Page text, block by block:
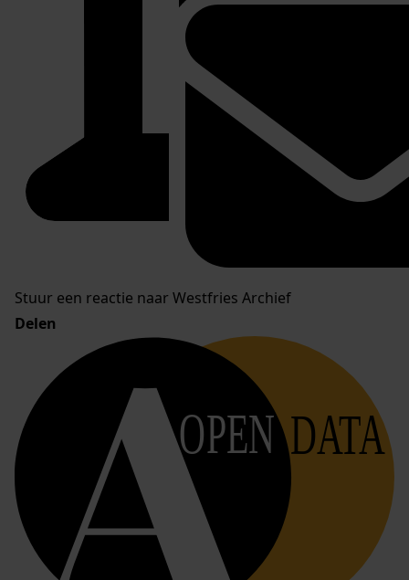
Stuur een reactie naar Westfries Archief
Delen
OPEN DATA